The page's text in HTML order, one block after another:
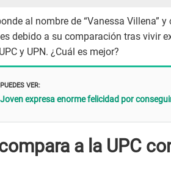
al nombre de “Vanessa Villena”
debido a su comparación tras vivir
y UPN. ¿Cuál es mejor?
PUEDES VER:
Joven expresa enorme felicidad por
a la UPC